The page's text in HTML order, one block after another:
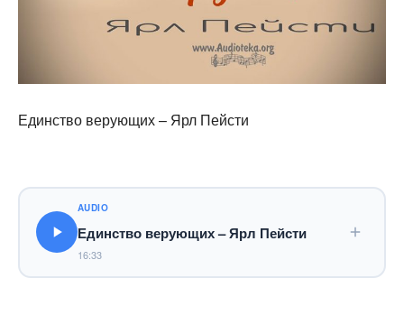
Единство верующих – Ярл Пейсти
AUDIO
Единство верующих – Ярл Пейсти
16:33